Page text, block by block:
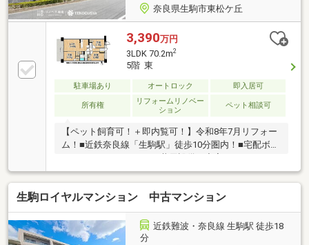
奈良県生駒市東松ケ丘
3,390万円
3LDK 70.2m2
5階 東
駐車場あり オートロック 即入居可
所有権
リフォームリノベー
ション
ペット相談可
【ペット飼育可！＋即内覧可！】令和8年7月リフォー
ム！■近鉄奈良線「生駒駅」徒歩10分圏内！■宅配ボッ
クスやオートロックなど共用設備も充実！■ウォーク
インクローゼットなど収納スペース豊富！
生駒ロイヤルマンション 中古マンション
近鉄難波・奈良線 生駒駅 徒歩18
分